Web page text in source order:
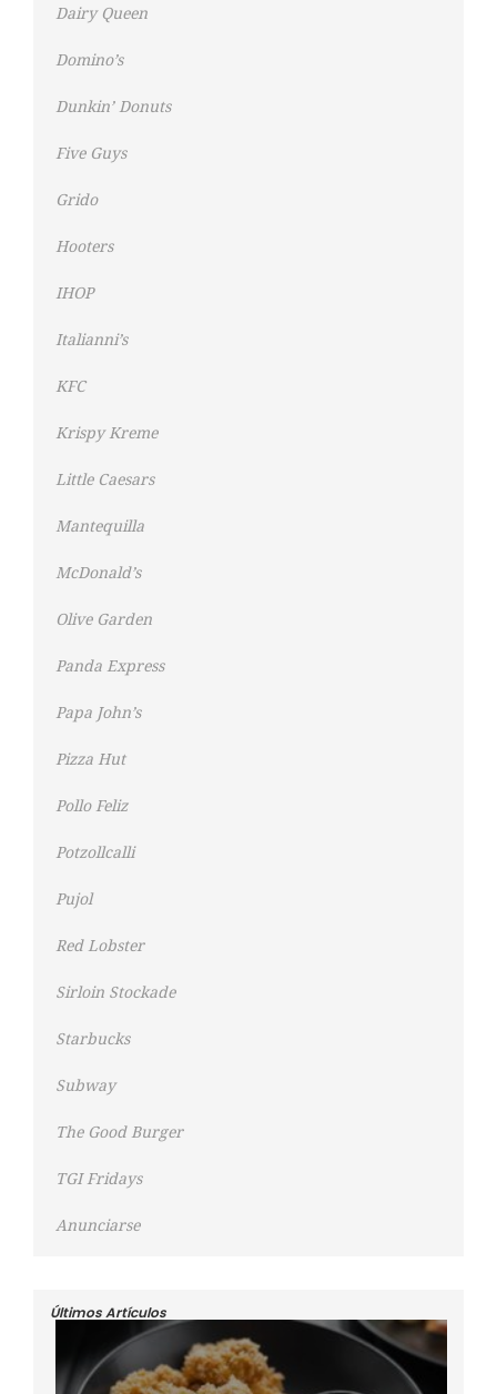
Dairy Queen
Domino’s
Dunkin’ Donuts
Five Guys
Grido
Hooters
IHOP
Italianni’s
KFC
Krispy Kreme
Little Caesars
Mantequilla
McDonald’s
Olive Garden
Panda Express
Papa John’s
Pizza Hut
Pollo Feliz
Potzollcalli
Pujol
Red Lobster
Sirloin Stockade
Starbucks
Subway
The Good Burger
TGI Fridays
Anunciarse
Últimos Artículos